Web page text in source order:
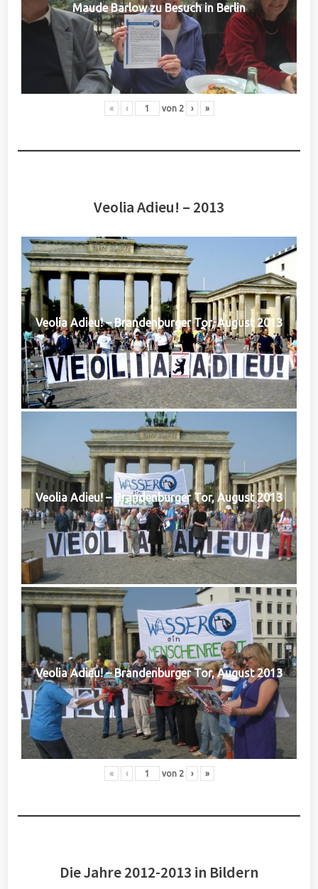
Maude Barlow zu Besuch in Berlin
« ‹ von 2 › »
Veolia Adieu! – 2013
Veolia Adieu! – Brandenburger Tor, August 2013
Veolia Adieu! – Brandenburger Tor, August 2013
Veolia Adieu! – Brandenburger Tor, August 2013
« ‹ von 2 › »
Die Jahre 2012-2013 in Bildern